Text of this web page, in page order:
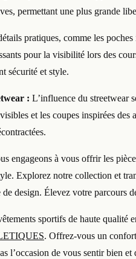
permettant une plus grande
pratiques, comme les
pour la visibilité lors des
sécurité et style.
: L’influence du streetwear
et les coupes inspirées
engageons à vous offrir les
Explorez notre collection et
de design. Élevez votre parcours
sportifs de haute qualité
. Offrez-vous un
l’occasion de vous sentir bien